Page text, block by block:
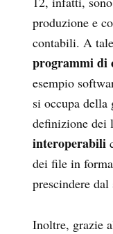
produzione e
contabili. A
programmi di
esempio
si occupa
definizione dei
interoperabili
dei file in
prescindere dal
Inoltre, grazie